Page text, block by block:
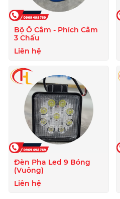
Bộ Ổ Cắm - Phích Cắm
3 Chấu
Liên hệ
Đèn Pha Led 9 Bóng
(Vuông)
Liên hệ